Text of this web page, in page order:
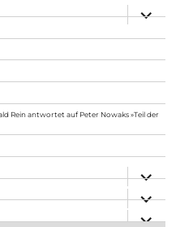
anzeigen
Rein antwortet auf Peter Nowaks »Teil der
anzeigen
anzeigen